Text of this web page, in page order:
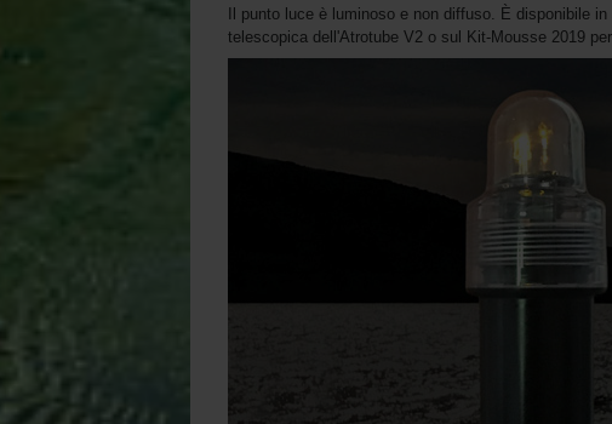
Il punto luce è luminoso e non diffuso. È disponibile
telescopica dell'Atrotube V2 o sul Kit-Mousse 2019